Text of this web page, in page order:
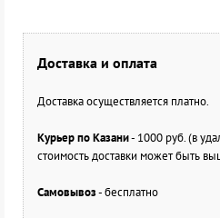
Доставка и оплата
Доставка осуществляется платно.
Курьер по Казани- 1000 руб. (в
стоимость доставки может быть
Самовывоз- бесплатно